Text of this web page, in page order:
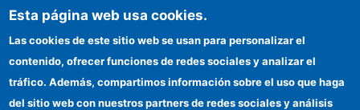
Institutional identity
Esta página web usa cookies.
Las cookies de este sitio web se usan para personalizar el
contenido, ofrecer funciones de redes sociales y analizar el
tráfico. Además, compartimos información sobre el uso que haga
del sitio web con nuestros partners de redes sociales y análisis